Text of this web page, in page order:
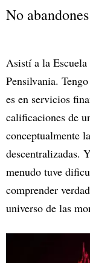
No
Asistí a la
Pensilvania.
es en servicios
calificaciones de
conceptualmente
descentralizadas.
menudo tuve
comprender
universo de las